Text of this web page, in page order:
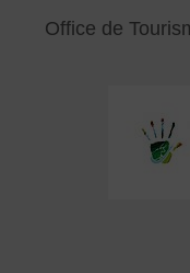
Office de